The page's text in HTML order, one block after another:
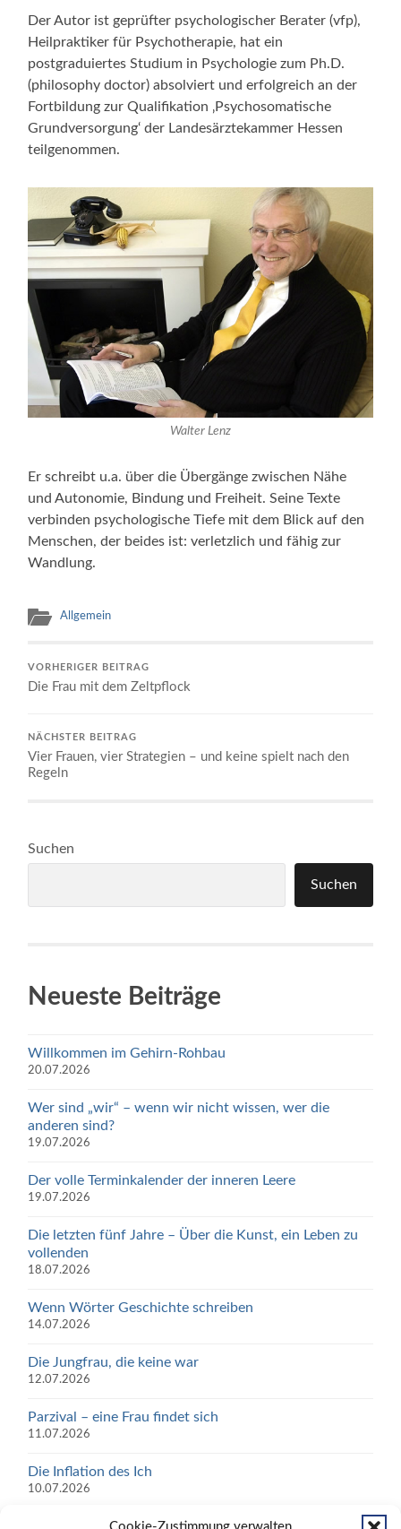
Der Autor ist geprüfter psychologischer Berater (vfp),
Heilpraktiker für Psychotherapie, hat ein
postgraduiertes Studium in Psychologie zum Ph.D.
(philosophy doctor) absolviert und erfolgreich an der
Fortbildung zur Qualifikation ‚Psychosomatische
Grundversorgung‘ der Landesärztekammer Hessen
teilgenommen.
Walter Lenz
Er schreibt u.a. über die Übergänge zwischen Nähe
und Autonomie, Bindung und Freiheit. Seine Texte
verbinden psychologische Tiefe mit dem Blick auf den
Menschen, der beides ist: verletzlich und fähig zur
Wandlung.
Allgemein
VORHERIGER BEITRAG
Die Frau mit dem Zeltpflock
NÄCHSTER BEITRAG
Vier Frauen, vier Strategien – und keine spielt nach den
Regeln
Suchen
Suchen
Neueste Beiträge
Willkommen im Gehirn-Rohbau
20.07.2026
Wer sind „wir“ – wenn wir nicht wissen, wer die
anderen sind?
19.07.2026
Der volle Terminkalender der inneren Leere
19.07.2026
Die letzten fünf Jahre – Über die Kunst, ein Leben zu
vollenden
18.07.2026
Wenn Wörter Geschichte schreiben
14.07.2026
Die Jungfrau, die keine war
12.07.2026
Parzival – eine Frau findet sich
11.07.2026
Die Inflation des Ich
10.07.2026